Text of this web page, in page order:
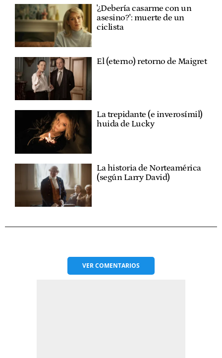
'¿Debería casarme con un
asesino?': muerte de un
ciclista
El (eterno) retorno de Maigret
La trepidante (e inverosímil)
huida de Lucky
La historia de Norteamérica
(según Larry David)
VERCOMENTARIOS